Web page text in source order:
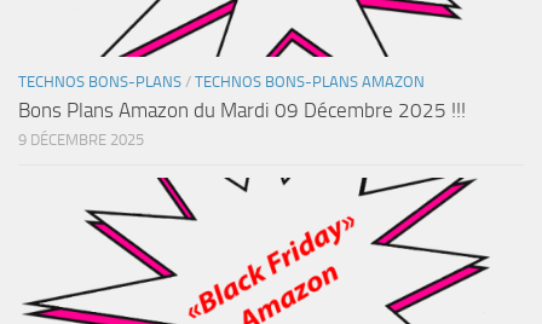
TECHNOS BONS-PLANS / TECHNOS BONS-PLANS AMAZON
Bons Plans Amazon du Mardi 09 Décembre 2025 !!!
9 DÉCEMBRE 2025